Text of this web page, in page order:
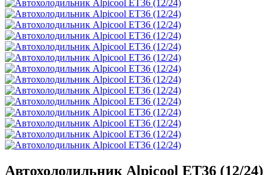
Автохолодильник Alpicool ET36 (12/24)